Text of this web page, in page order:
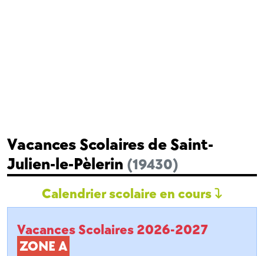
Vacances Scolaires de Saint-
Julien-le-Pèlerin (19430)
Calendrier scolaire en cours
Vacances Scolaires 2026-2027
ZONE A